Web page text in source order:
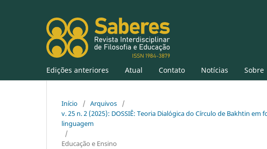
Edições anteriores Atual Contato Notícias Sobre
Início / Arquivos
/
v. 25 n. 2 (2025): DOSSIÊ: Teoria Dialógica do Círculo de Bakhtin
linguagem
/
Educação e Ensino